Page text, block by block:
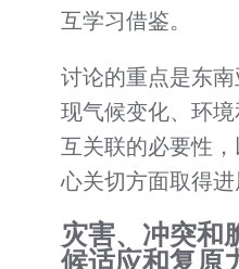
互学习借鉴。
讨论的重点是东
现气候变化、环
互关联的必要性
心关切方面取得进
灾害、冲突和
候适应和复原